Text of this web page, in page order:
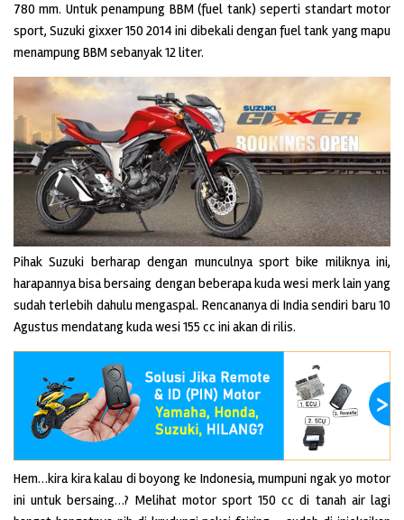
780 mm. Untuk penampung BBM (fuel tank) seperti standart motor
sport, Suzuki gixxer 150 2014 ini dibekali dengan fuel tank yang mapu
menampung BBM sebanyak 12 liter.
Pihak Suzuki berharap dengan munculnya sport bike miliknya ini,
harapannya bisa bersaing dengan beberapa kuda wesi merk lain yang
sudah terlebih dahulu mengaspal. Rencananya di India sendiri baru 10
Agustus mendatang kuda wesi 155 cc ini akan di rilis.
Hem…kira kira kalau di boyong ke Indonesia, mumpuni ngak yo motor
ini untuk bersaing…? Melihat motor sport 150 cc di tanah air lagi